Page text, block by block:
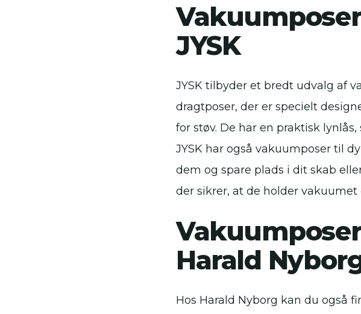
JYSK
JYSK tilbyder et bredt udvalg af
dragtposer, der er specielt
for støv. De har en praktisk
JYSK har også vakuumposer til
dem og spare plads i dit skab
der sikrer, at de holder
Harald
Hos Harald Nyborg kan du også